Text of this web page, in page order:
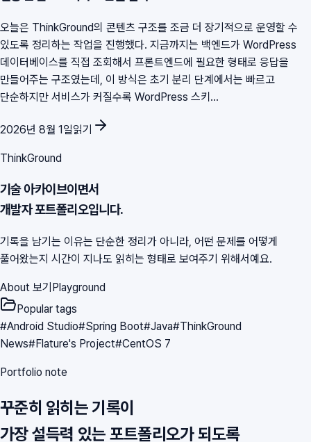
오늘은 ThinkGround의 콘텐츠 구조를 조금 더 장기적으로 운영할 수
있도록 정리하는 작업을 진행했다. 지금까지는 백엔드가 WordPress
데이터베이스를 직접 조회해서 프론트엔드에 필요한 형태로 응답을
만들어주는 구조였는데, 이 방식은 초기 분리 단계에서는 빠르고
단순하지만 서비스가 커질수록 WordPress 스키...
2026년 8월 1일읽기
ThinkGround
기술 아카이브이면서
개발자 포트폴리오입니다.
기록을 남기는 이유는 단순한 정리가 아니라, 어떤 문제를 어떻게
풀어왔는지 시간이 지나도 읽히는 형태로 보여주기 위해서예요.
About 보기Playground
Popular tags
#Android Studio#Spring Boot#Java#ThinkGround
News#Flature's Project#CentOS 7
Portfolio note
꾸준히 읽히는 기록이
가장 설득력 있는 포트폴리오가 되도록